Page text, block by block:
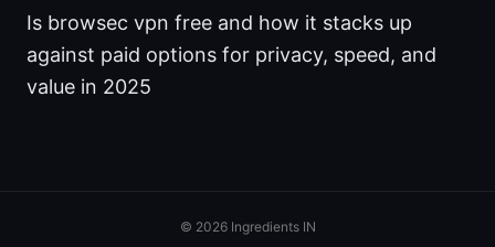
Is browsec vpn free and how it stacks up
against paid options for privacy, speed, and
value in 2025
© 2026 Ingredients IN